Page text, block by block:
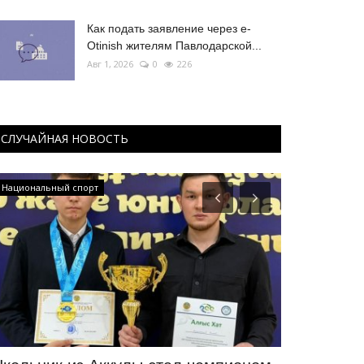
Как подать заявление через e-
Otinish жителям Павлодарской...
Авг 1, 2026 0 226
СЛУЧАЙНАЯ НОВОСТЬ
Национальный спорт